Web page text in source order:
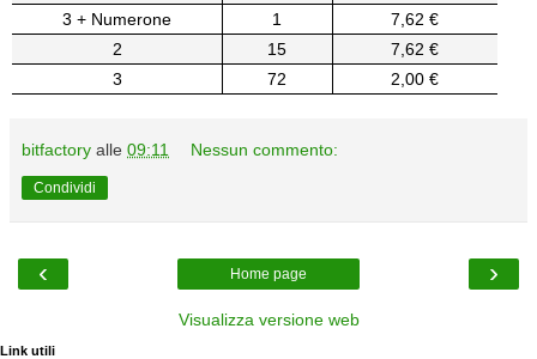
3 + Numerone
1
7,62 €
2
15
7,62 €
3
72 2,00 €
bitfactory alle 09:11 Nessun commento:
Condividi
‹ ›
Home page
Visualizza versione web
Link utili